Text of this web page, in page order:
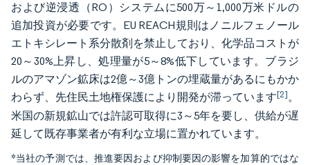
および逆浸透（RO）システムに500万～1,000万米ドルの
追加投資が必要です。EU REACH規則はノニルフェノール
エトキシレート系分散剤を禁止しており、化学品コストが
20～30%上昇し、処理量が5～8%低下しています。ブラジ
ルのアマゾン鉱床は2億～3億トンの埋蔵量があるにもかか
わらず、先住民土地権保護により開発が滞っています[2]。
米国の新規鉱山では許認可取得に3～5年を要し、供給が遅
延して既存事業者が有利な立場に置かれています。
*当社の予測では、推進要因および抑制要因の影響を加算的ではな